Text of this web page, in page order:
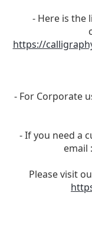
- Here is the
https://
- For Corporate
- If you need a
email :
Please visit